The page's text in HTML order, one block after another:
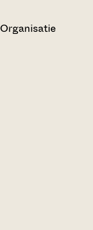
Organisatie